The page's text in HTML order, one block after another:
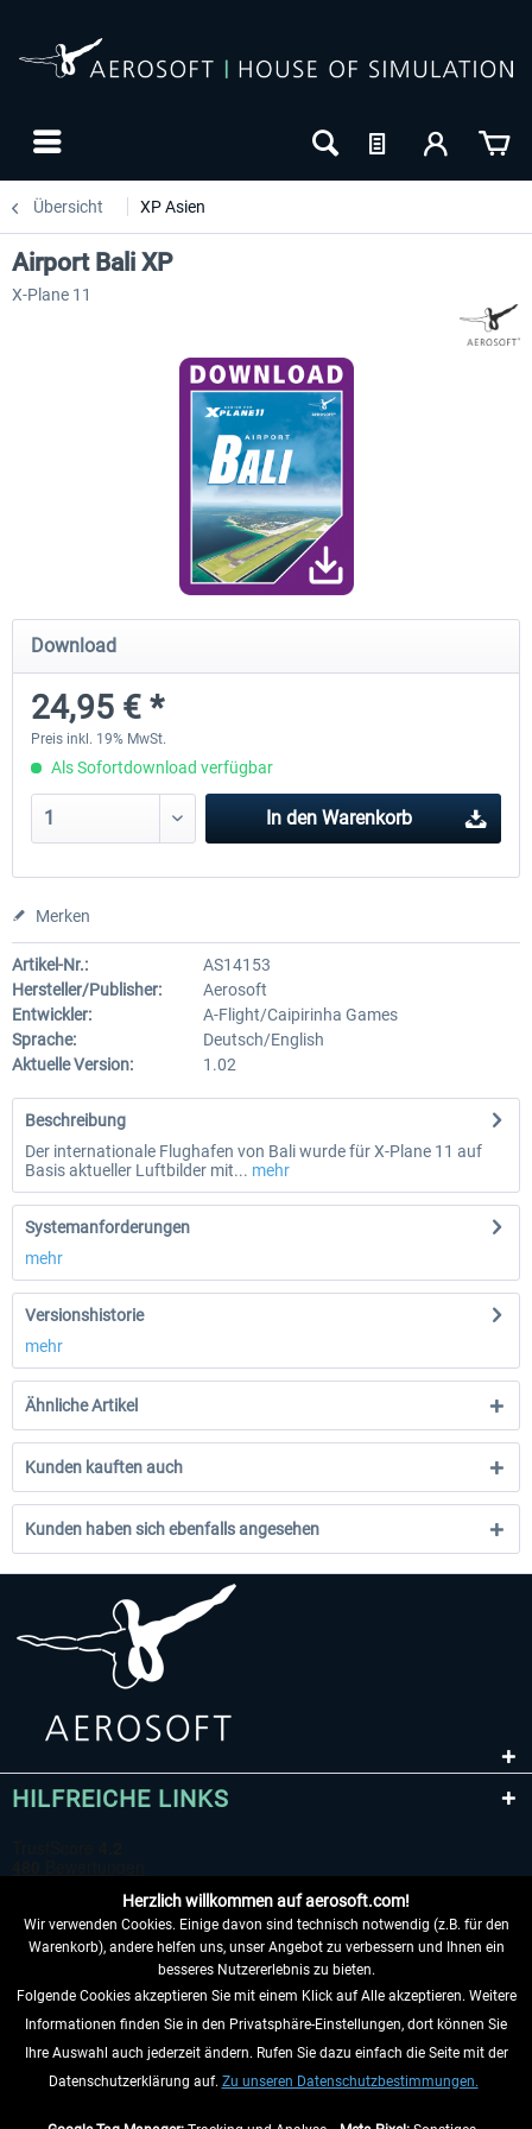
Übersicht XP Asien
RJAA Tokyo Narita XP
24,18 € *
Moscow City XP
Airport Bali XP
X-Plane 11
Download
24,95 € *
Preis inkl. 19% MwSt.
Als Sofortdownload verfügbar
In den Warenkorb
Merken
Artikel-Nr.:
AS14153
Hersteller/Publisher:
Aerosoft
Entwickler:
A-Flight/Caipirinha Games
Sprache:
Deutsch/English
Aktuelle Version:
1.02
Beschreibung
Der internationale Flughafen von Bali wurde für X-Plane 11 auf
Basis aktueller Luftbilder mit... mehr
Systemanforderungen
mehr
Versionshistorie
mehr
Ähnliche Artikel
Kunden kauften auch
Kunden haben sich ebenfalls angesehen
HILFREICHE LINKS
VERTRAG WIDERRUFEN
INFORMATIONEN
Herzlich willkommen auf aerosoft.com!
Wir verwenden Cookies. Einige davon sind technisch notwendig (z.B. für den
Warenkorb), andere helfen uns, unser Angebot zu verbessern und Ihnen ein
besseres Nutzererlebnis zu bieten.
Folgende Cookies akzeptieren Sie mit einem Klick auf Alle akzeptieren. Weitere
Informationen finden Sie in den Privatsphäre-Einstellungen, dort können Sie
Ihre Auswahl auch jederzeit ändern. Rufen Sie dazu einfach die Seite mit der
Datenschutzerklärung auf. Zu unseren Datenschutzbestimmungen.